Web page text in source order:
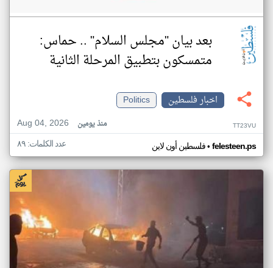
بعد بيان "مجلس السلام" .. حماس:
متمسكون بتطبيق المرحلة الثانية
اخبار فلسطين
Politics
Aug 04, 2026
منذ يومين TT23VU
فلسطين أون لاين• felesteen.ps عدد الكلمات: ٨٩